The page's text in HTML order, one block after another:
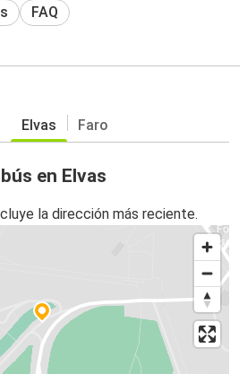
FAQ
Elvas Faro
en Elvas
la dirección más reciente.